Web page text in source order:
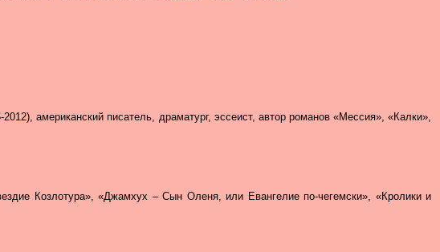
2012), американский писатель, драматург, эссеист, автор романов «Мессия», «Калки»,
Козлотура», «Джамхух – Сын Оленя, или Евангелие по-чегемски», «Кролики и